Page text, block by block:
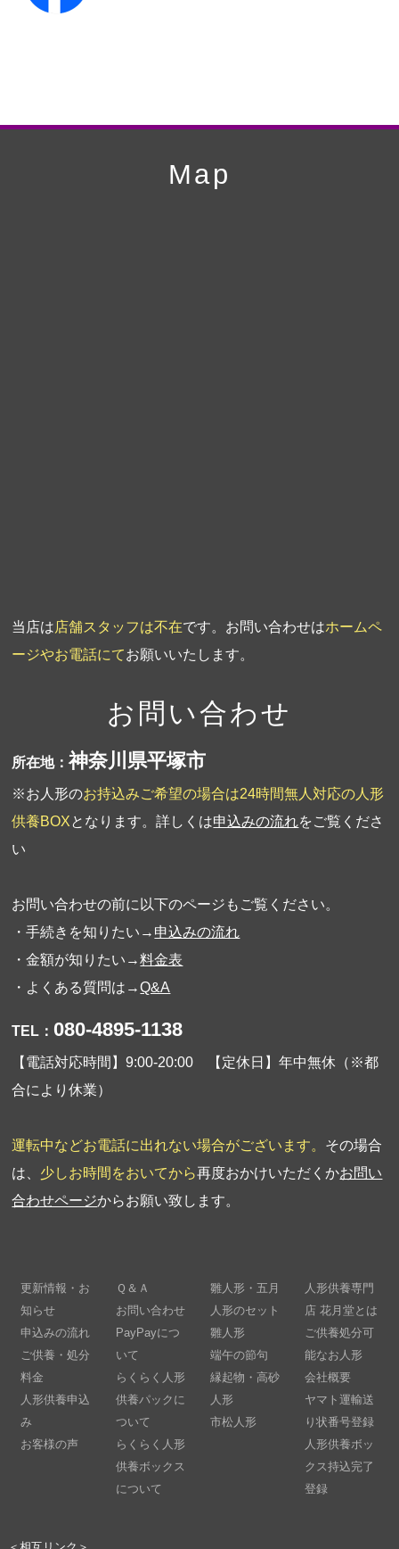
第15回人形供養祭
第12回人形供養祭平成22年3月9日
平成21年12月4日
Map
当店は店舗スタッフは不在です。お問い合わせはホームペ
ージやお電話にてお願いいたします。
お問い合わせ
所在地：神奈川県平塚市
※お人形のお持込みご希望の場合は24時間無人対応の人形
供養BOXとなります。詳しくは申込みの流れをご覧くださ
い
お問い合わせの前に以下のページもご覧ください。
・手続きを知りたい→ 申込みの流れ
・金額が知りたい→料金表
・よくある質問は→Q&A
TEL： 080-4895-1138
【電話対応時間】9:00-20:00 【定休日】年中無休（※都
合により休業）
運転中などお電話に出れない場合がございます。 その場合
は、 少しお時間をおいてから再度おかけいただくかお問い
合わせページからお願い致します。
更新情報・お
知らせ
申込みの流れ
ご供養・処分
料金
人形供養申込
み
お客様の声
Ｑ＆Ａ
お問い合わせ
PayPayにつ
いて
らくらく人形
供養パックに
ついて
らくらく人形
供養ボックス
について
雛人形・五月
人形のセット
雛人形
端午の節句
縁起物・高砂
人形
市松人形
人形供養専門
店 花月堂とは
ご供養処分可
能なお人形
会社概要
ヤマト運輸送
り状番号登録
人形供養ボッ
クス持込完了
登録